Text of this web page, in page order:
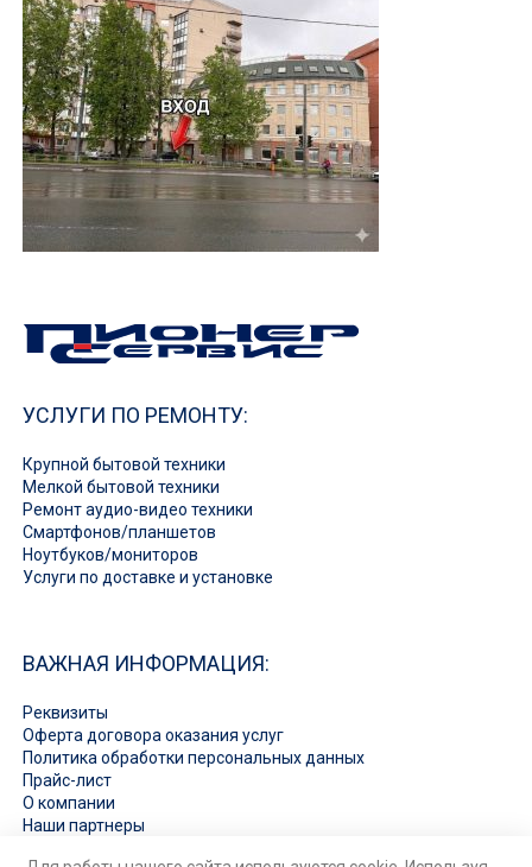
УСЛУГИ ПО РЕМОНТУ:
Крупной бытовой техники
Мелкой бытовой техники
Ремонт аудио-видео техники
Смартфонов/планшетов
Ноутбуков/мониторов
Услуги по доставке и установке
ВАЖНАЯ ИНФОРМАЦИЯ:
Реквизиты
Оферта договора оказания услуг
Политика обработки персональных данных
Прайс-лист
О компании
Наши партнеры